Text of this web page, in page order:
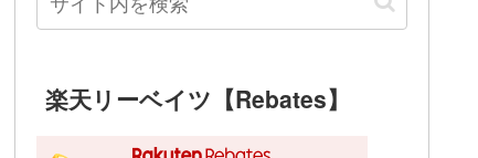
楽天リーベイツ【Rebates】